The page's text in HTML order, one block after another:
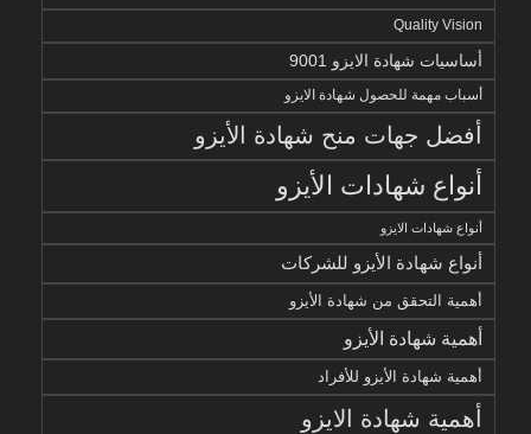
Quality Vision
أساسيات شهادة الايزو 9001
أسباب مهمة للحصول شهادة الايزو
أفضل جهات منح شهادة الأيزو
أنواع شهادات الأيزو
أنواع شهادات الايزو
أنواع شهادة الأيزو للشركات
أهمية التحقق من شهادة الأيزو
أهمية شهادة الأيزو
أهمية شهادة الأيزو للأفراد
أهمية شهادة الايزو